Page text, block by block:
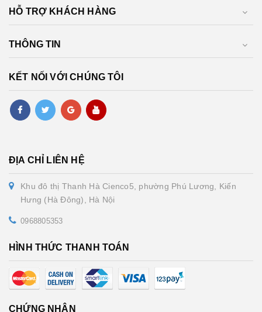
HỖ TRỢ KHÁCH HÀNG
THÔNG TIN
KẾT NỐI VỚI CHÚNG TÔI
ĐỊA CHỈ LIÊN HỆ
Khu đô thị Thanh Hà Cienco5, phường Phú Lương, Kiến
Hưng (Hà Đông), Hà Nội
0968805353
HÌNH THỨC THANH TOÁN
CHỨNG NHẬN